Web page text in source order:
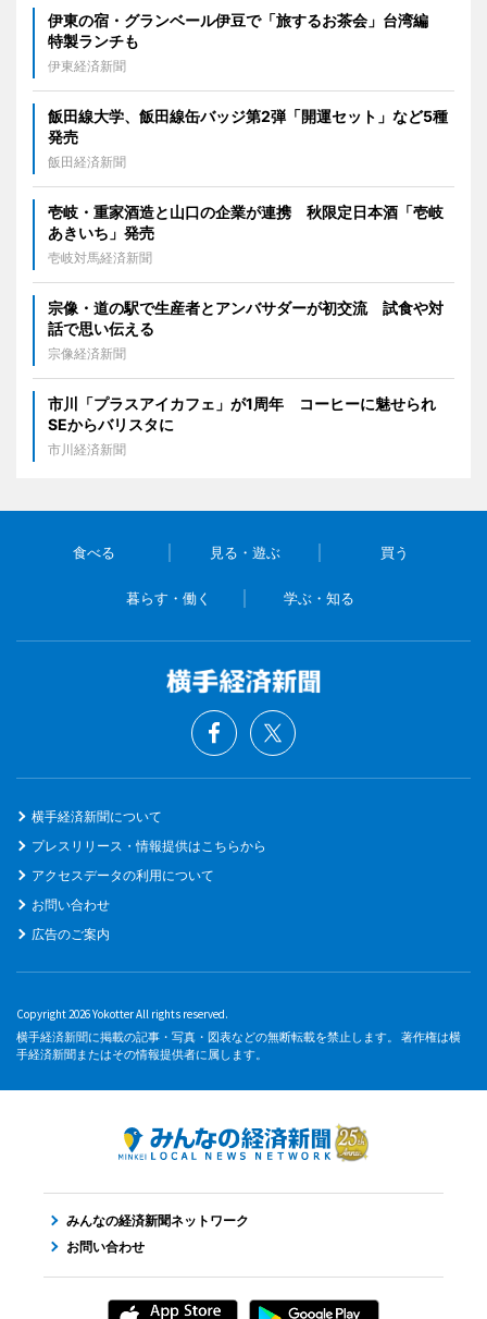
伊東の宿・グランベール伊豆で「旅するお茶会」台湾編
特製ランチも
伊東経済新聞
飯田線大学、飯田線缶バッジ第2弾「開運セット」など5種
発売
飯田経済新聞
壱岐・重家酒造と山口の企業が連携 秋限定日本酒「壱岐
あきいち」発売
壱岐対馬経済新聞
宗像・道の駅で生産者とアンバサダーが初交流 試食や対
話で思い伝える
宗像経済新聞
市川「プラスアイカフェ」が1周年 コーヒーに魅せられ
SEからバリスタに
市川経済新聞
食べる 見る・遊ぶ 買う
暮らす・働く 学ぶ・知る
横手経済新聞について
プレスリリース・情報提供はこちらから
アクセスデータの利用について
お問い合わせ
広告のご案内
Copyright 2026 Yokotter All rights reserved.
横手経済新聞に掲載の記事・写真・図表などの無断転載を禁止します。 著作権は横
手経済新聞またはその情報提供者に属します。
みんなの経済新聞ネットワーク
お問い合わせ